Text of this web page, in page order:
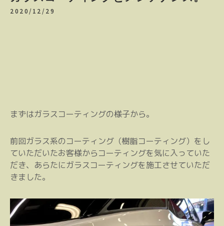
2020/12/29
まずはガラスコーティングの様子から。
前回ガラス系のコーティング（樹脂コーティング）をし
ていただいたお客様からコーティングを気に入っていた
だき、あらたにガラスコーティングを施工させていただ
きました。